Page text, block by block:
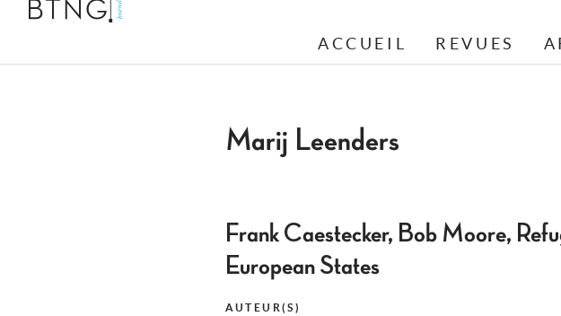
ACCUEIL REVUES
Marij Leenders
Frank Caestecker, Bob Moore,
European States
AUTEUR(S)